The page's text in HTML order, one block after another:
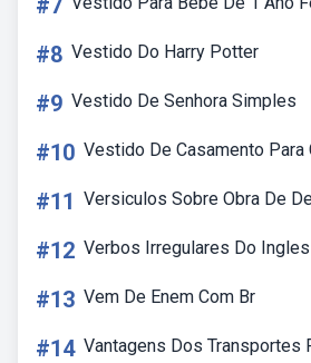
#7
#8 Vestido Do Harry Potter
#9 Vestido De Senhora Simples
#10 Vestido De Casamento Para
#11 Versiculos Sobre Obra De
#12 Verbos Irregulares Do Ingles
#13 Vem De Enem Com Br
#14 Vantagens Dos Transportes